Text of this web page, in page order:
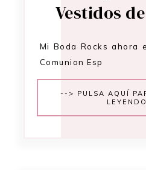
Vestidos
Mi Boda Rocks ahora
Comunion Esp
--> PULSA AQUÍ